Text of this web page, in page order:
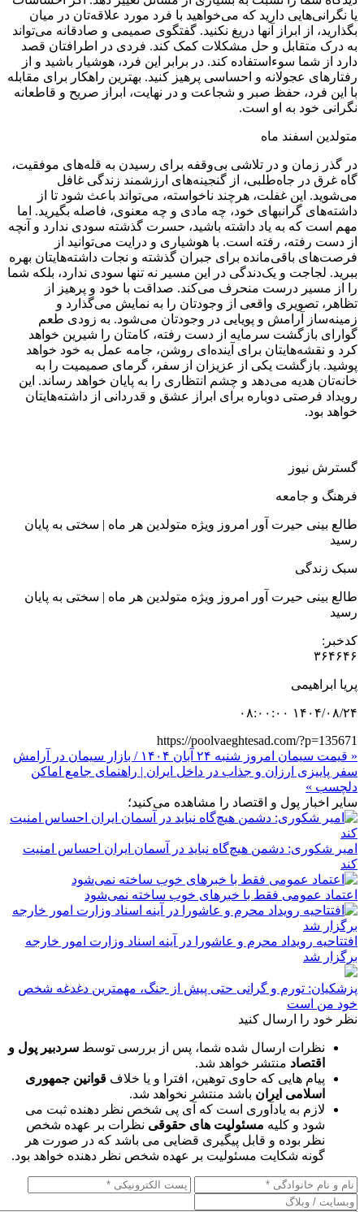
یا نگرانی‌هایی دارید که می‌خواهید با فرد مورد علاقه‌تان در میان
بگذارید، از ابراز آنها دریغ نکنید. گفتگوی صمیمی و صادقانه می‌تواند
به درک متقابل و حل مشکلات کمک کند. فردی در اطرافتان قصد
دارد از شما سوءاستفاده کند. در برابر این فرد، هوشیار باشید و از
رفتارهای عجولانه و احساسی پرهیز کنید. بهترین راهکار برای مقابله
با این فرد، حفظ صبر و شجاعت و در نهایت، ابراز صریح و قاطعانه
نگرانی خود به او است.
متولدین اسفند ماه
در گذر زمان و در تلاشی بی‌وقفه برای رسیدن به قله‌های موفقیت،
گاه غرق در جاه‌طلبی، از گنجینه‌های ارزشمند زندگی غافل
می‌شوید. این غفلت، هرچند ناخواسته، می‌تواند باعث شود تا از
داشته‌های گرانبهای خود، چه مادی و چه معنوی، فاصله بگیرید. اما
مهم است که به یاد داشته باشید، حسرت گذشته سودی ندارد و آنچه
از دست رفته، رفته است. با هوشیاری و درایت می‌توانید از
فرصت‌های باقی‌مانده برای جبران گذشته و نجات داشته‌هایتان بهره
ببرید. لجاجت و یک‌دندگی در این مسیر نه تنها سودی ندارد، بلکه شما
را از مسیر درست منحرف می‌کند. صداقت با خود و پرهیز از
تظاهر، تصویری واقعی از وجودتان را به نمایش می‌گذارد و
زمینه‌ساز آرامش و پویایی در وجودتان می‌شود. به زودی طعم
گوارای بازگشت سرمایه از دست رفته، کامتان را شیرین خواهد
کرد و نقشه‌هایتان برای آینده‌ای روشن، جامه عمل به خود خواهد
پوشید. بازگشت یکی از عزیزان از سفر، گرمای صمیمیت را به
خانه‌تان هدیه می‌دهد و چشم انتظاری را به پایان خواهد رساند. این
رویداد فرصتی دوباره برای ابراز عشق و قدردانی از داشته‌هایتان
خواهد بود.
گسترش نیوز
فرهنگ و جامعه
طالع بینی حیرت آور امروز ویژه متولدین هر ماه | سختی به پایان
رسید
سبک زندگی
طالع بینی حیرت آور امروز ویژه متولدین هر ماه | سختی به پایان
رسید
کدخبر:
۳۶۴۶۴۶
پریا ابراهیمی
۱۴۰۴/۰۸/۲۴ ۰۸:۰۰:۰۰
https://poolvaeghtesad.com/?p=135671
« قیمت سیمان امروز شنبه ۲۴ آبان ۱۴۰۴ / بازار سیمان در آرامش
سفر پاییزی ارزان و جذاب در داخل ایران | راهنمای جامع اماکن
دلچسب »
سایر اخبار پول و اقتصاد را مشاهده می‌کنید؛
امیر شکوری: دشمن هیچ‌گاه نباید در آسمان ایران احساس امنیت
کند
اعتماد عمومی فقط با خبرهای خوب ساخته نمی‌شود
افتتاحیه رویداد محرم و عاشورا در آینه اسناد وزارت امور خارجه
برگزار شد
پزشکیان: تورم و گرانی حتی پیش از جنگ، مهمترین دغدغه شخص
خود من است
نظر خود را ارسال کنید
نظرات ارسال شده شما، پس از بررسی توسط سردبیر پول و
اقتصاد منتشر خواهد شد.
پیام هایی که حاوی توهین، افترا و یا خلاف قوانین جمهوری
اسلامی ایران باشد منتشر نخواهد شد.
لازم به یادآوری است که آی پی شخص نظر دهنده ثبت می
شود و کلیه مسئولیت های حقوقی نظرات بر عهده شخص
نظر بوده و قابل پیگیری قضایی می باشد که در صورت هر
گونه شکایت مسئولیت بر عهده شخص نظر دهنده خواهد بود.